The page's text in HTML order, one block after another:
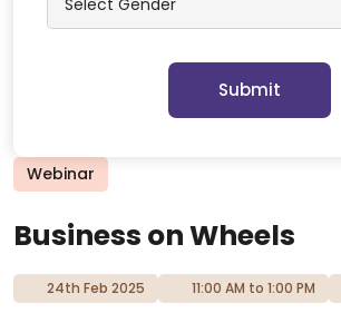
Webinar
Business on Wheels
24th Feb 2025 11:00 AM to 1:00 PM
Submit